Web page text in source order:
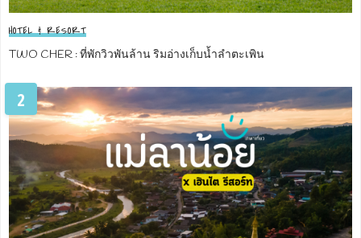
HOTEL & RESORT
TWO CHER : ที่พักวิวพันล้าน ริมอ่างเก็บน้ำลำตะเพิน
2